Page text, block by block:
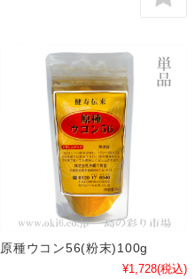
原種ウコン56(粉末)100g
¥1,728(税込)